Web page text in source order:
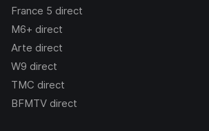
France 5 direct
M6+ direct
Arte direct
W9 direct
TMC direct
BFMTV direct